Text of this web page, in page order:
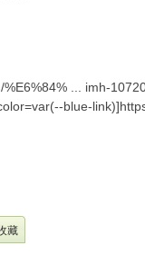
... imh-
blue-
藏